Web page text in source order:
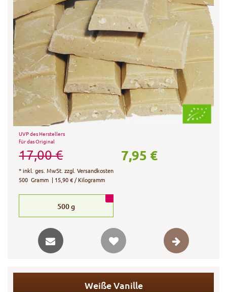
UVP des Herstellers
für das Original
17,00 € 7,95 €
*inkl. ges. MwSt. zzgl.Versandkosten
500 Gramm | 15,90 € / Kilogramm
500g
Weiße Vanille